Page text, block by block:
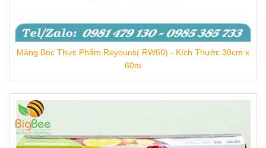
Màng Bọc Thực Phẩm Reyouns( RW60) - Kích Thước 30cm x
60m